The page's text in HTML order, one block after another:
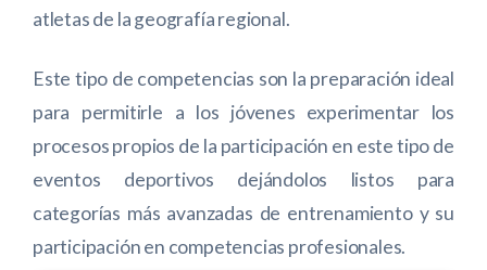
atletas de la geografía regional.
Este tipo de competencias son la preparación ideal
para permitirle a los jóvenes experimentar los
procesos propios de la participación en este tipo de
eventos deportivos dejándolos listos para
categorías más avanzadas de entrenamiento y su
participación en competencias profesionales.